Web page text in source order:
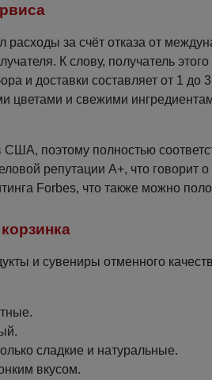
расходы за счёт отказа от
К слову, получатель
и доставки составляет от 1 до
цветами и свежими
поэтому полностью
репутации А+, что говорит
Forbes, что также можно
и сувениры отменного
сладкие и натуральные.
вкусом.